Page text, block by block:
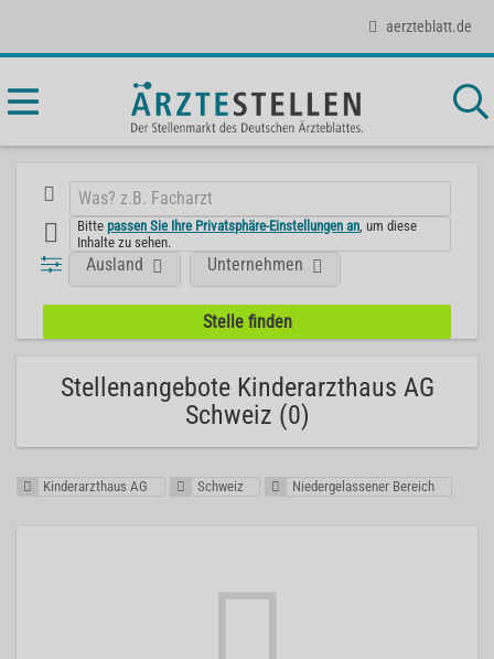
aerzteblatt.de
Bittepassen Sie Ihre Privatsphäre-Einstellungen an , um diese
Inhalte zu sehen.
Ausland Unternehmen
Stellenangebote Kinderarzthaus AG
Schweiz (0)
Kinderarzthaus AG Schweiz Niedergelassener Bereich